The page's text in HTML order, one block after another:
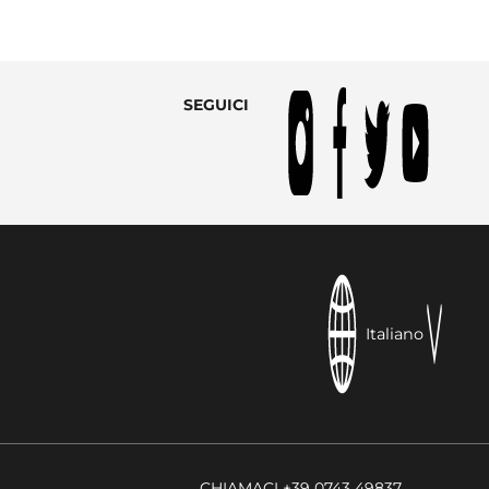
SEGUICI
Italiano